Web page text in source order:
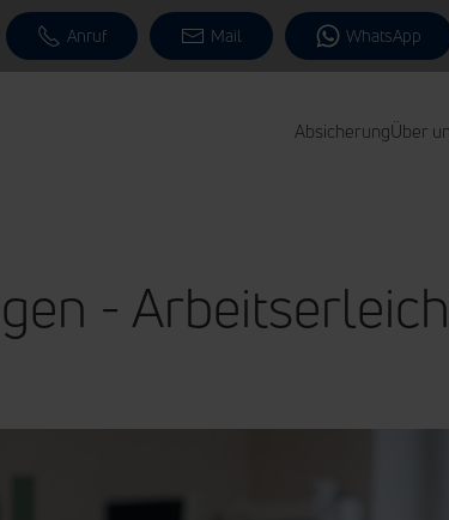
Anruf Mail WhatsApp
AbsicherungÜber
-